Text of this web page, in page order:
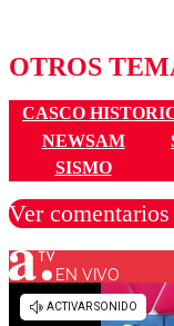
OTROS
CASCO
NEWSAM
SISMO
Ver comentarios
Los
EN VIVO